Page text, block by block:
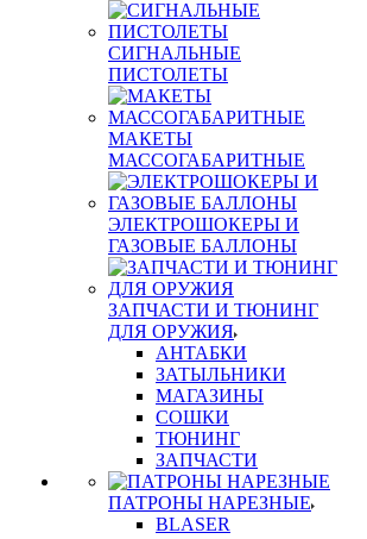
СИГНАЛЬНЫЕ
ПИСТОЛЕТЫ
МАКЕТЫ
МАССОГАБАРИТНЫЕ
ЭЛЕКТРОШОКЕРЫ И
ГАЗОВЫЕ БАЛЛОНЫ
ЗАПЧАСТИ И ТЮНИНГ
ДЛЯ ОРУЖИЯ
АНТАБКИ
ЗАТЫЛЬНИКИ
МАГАЗИНЫ
СОШКИ
ТЮНИНГ
ЗАПЧАСТИ
ПАТРОНЫ НАРЕЗНЫЕ
BLASER